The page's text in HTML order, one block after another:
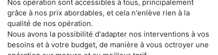
Nos opération sont accessibles à tous, principalement
grâce à nos prix abordables, et cela n'enlève rien à la
qualité de nos opération.
Nous avons la possibilité d'adapter nos interventions à vos
besoins et à votre budget, de manière à vous octroyer une